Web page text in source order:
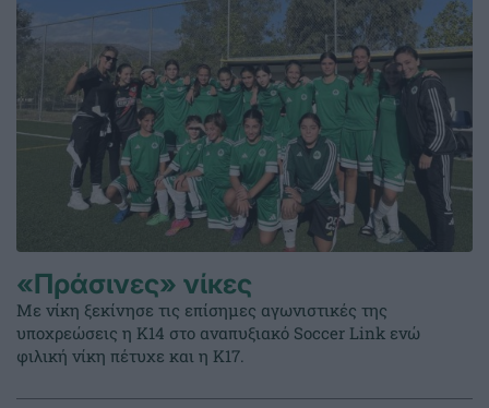
«Πράσινες» νίκες
Με νίκη ξεκίνησε τις επίσημες αγωνιστικές της
υποχρεώσεις η Κ14 στο αναπυξιακό Soccer Link ενώ
φιλική νίκη πέτυχε και η Κ17.